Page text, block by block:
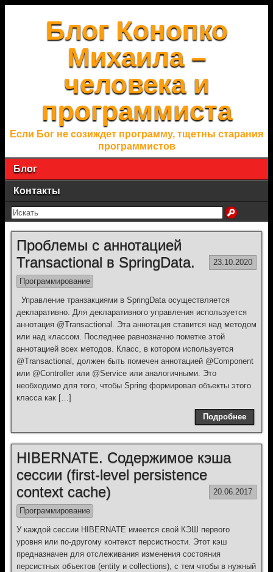
Блог Конопко
Михаила –
человека и
программиста
Если Бог не созиждет программу, тщетны старания
программистов
Блог
Контакты
Проблемы с аннотацией
Transactional в SpringData.
23.10.2020
Программирование
Управление транзакциями в SpringData осуществляется
декларативно. Для декларативного управления используется
аннотация @Transactional. Эта аннотация ставится над методом
или над классом. Последнее равнозначно пометке этой
аннотацией всех методов. Класс, в котором используется
@Transactional, должен быть помечен аннотацией @Component
или @Controller или @Service или аналогичными. Это
необходимо для того, чтобы Spring формировал объекты этого
класса как […]
Подробнее
HIBERNATE. Содержимое кэша
сессии (first-level persistence
context cache)
20.06.2017
Программирование
У каждой сессии HIBERNATE имеется свой КЭШ первого
уровня или по-другому контекст персистности. Этот кэш
предназначен для отслеживания изменения состояния
персистных объектов (entity и collections), с тем чтобы в нужный